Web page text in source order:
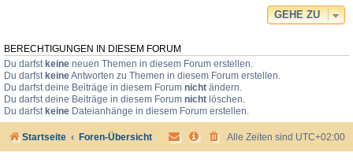
GEHE ZU
BERECHTIGUNGEN IN DIESEM FORUM
Du darfst keine neuen Themen in diesem Forum erstellen.
Du darfst keineAntworten zu Themen in diesem Forum erstellen.
Du darfst deine Beiträge in diesem Forum nicht ändern.
Du darfst deine Beiträge in diesem Forum nicht löschen.
Du darfst keine Dateianhänge in diesem Forum erstellen.
Startseite Foren-Übersicht Alle Zeiten sind UTC+02:00